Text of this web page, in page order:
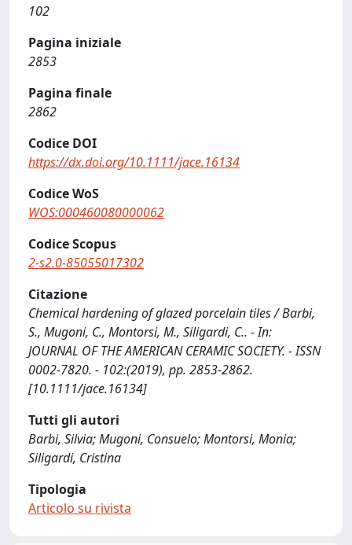
102
Pagina iniziale
2853
Pagina finale
2862
Codice DOI
https://dx.doi.org/10.1111/jace.16134
Codice WoS
WOS:000460080000062
Codice Scopus
2-s2.0-85055017302
Citazione
Chemical hardening of glazed porcelain tiles / Barbi,
S., Mugoni, C., Montorsi, M., Siligardi, C.. - In:
JOURNAL OF THE AMERICAN CERAMIC SOCIETY. - ISSN
0002-7820. - 102:(2019), pp. 2853-2862.
[10.1111/jace.16134]
Tutti gli autori
Barbi, Silvia; Mugoni, Consuelo; Montorsi, Monia;
Siligardi, Cristina
Tipologia
Articolo su rivista